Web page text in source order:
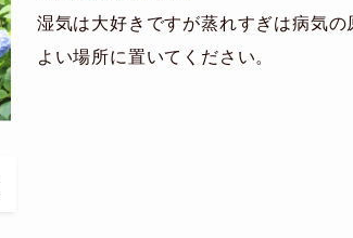
湿気は大好きですが蒸れすぎは病気
よい場所に置いてください。